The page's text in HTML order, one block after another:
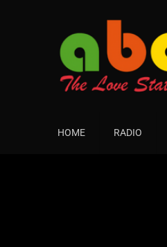
HOME RADIO